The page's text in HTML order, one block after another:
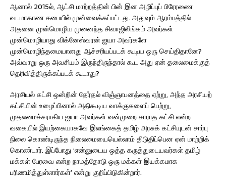
ஆனால் 2015ல், ஆட்சி மாற்றத்தின் பின் இன அழிப்புப் பிரேரணை
வடமாகாண சபையில் முன்வைக்கப்பட்டது. அதுவும் ஆரம்பத்தில்
அதனை முன்மொழிய முனைந்த சிவாஜிலிங்கம் அவர்கள்
முன்மொழியாது விக்னேஸ்வரன் ஐயா அவர்களே
முன்மொழிந்தமையானது ஆச்சரியப்படக் கூடிய ஒரு செய்திதானே?
அவ்வாறு ஒரு அவசியம் இருந்திருந்தால் கூட அது ஏன் தலைமைக்குத்
தெரிவித்திருக்கப்படக் கூடாது?
அரசியல் கட்சி ஒன்றின் தேர்தல் விஞ்ஞாபனத்தை ஏற்று, அந்த அரசியற்
கட்சியின் உழைப்பினால் அதிகூடிய வாக்குகளைப் பெற்று,
முதலமைச்சராகிய ஐயா அவர்கள் வன்முறை சாராத கட்சி என்ற
வகையில் இயற்கையாகவே இலங்கைத் தமிழ் அரசுக் கட்சியுடன் சார்பு
நிலை கொண்டிருந்த நிலைமையையெல்லாம் திடுதிப்பென ஏன் மாற்றிக்
கொண்டார். இப்போது ‘என்னுடைய ஒத்த கருத்துடையவர்கள் தமிழ்
மக்கள் பேரவை என்ற நாமத்தோடு ஒரு மக்கள் இயக்கமாக
பரிணமித்துள்ளார்கள்’ என்று குறிப்பிடுகின்றார்.